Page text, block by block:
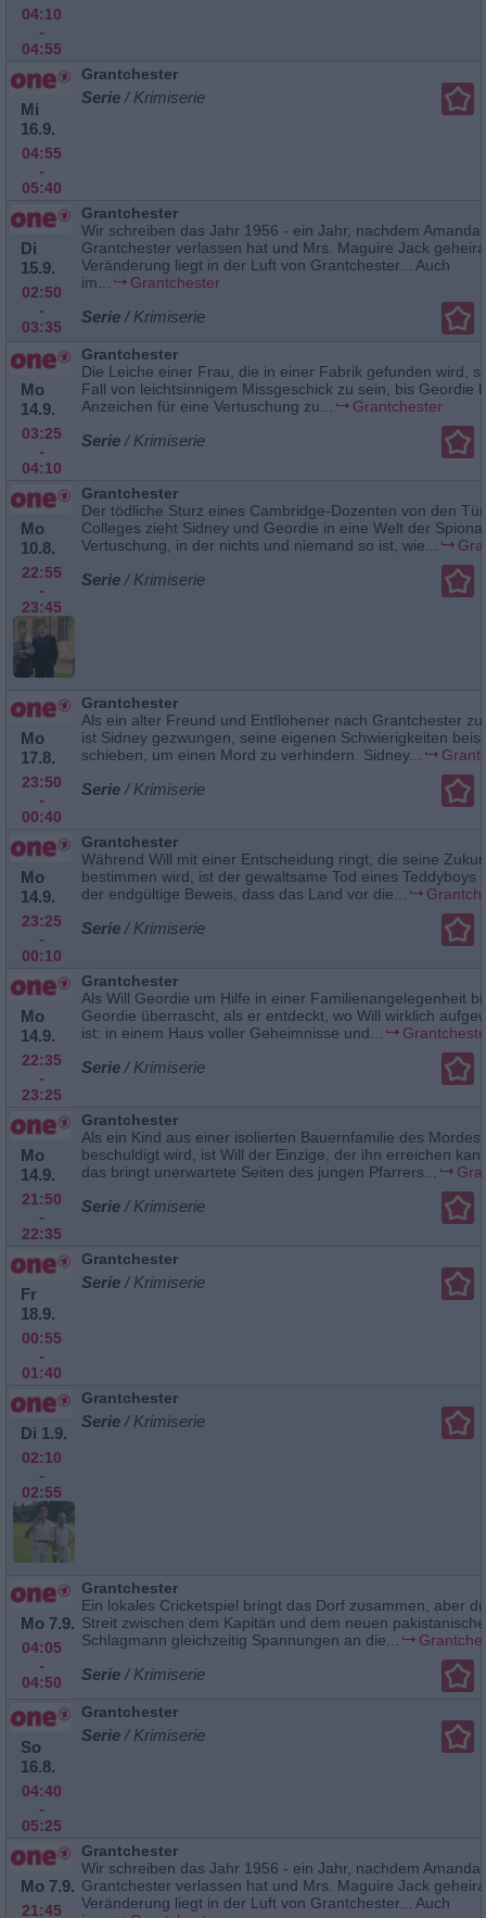
04:10
-
04:55
Mi
16.9.
04:55
-
05:40
Grantchester
Serie / Krimiserie
Di
15.9.
02:50
-
03:35
Grantchester
Wir schreiben das Jahr 1956 - ein Jahr, nachdem Amanda
Grantchester verlassen hat und Mrs. Maguire Jack
Veränderung liegt in der Luft von Grantchester... Auch
im...
Grantchester
Serie / Krimiserie
Mo
14.9.
03:25
-
04:10
Grantchester
Die Leiche einer Frau, die in einer Fabrik gefunden wird,
Fall von leichtsinnigem Missgeschick zu sein, bis Geordie
Anzeichen für eine Vertuschung zu...
Grantchester
Serie / Krimiserie
Mo
10.8.
22:55
-
23:45
Grantchester
Der tödliche Sturz eines Cambridge-Dozenten von den
Colleges zieht Sidney und Geordie in eine Welt der
Vertuschung, in der nichts und niemand so ist, wie...
Serie / Krimiserie
Mo
17.8.
23:50
-
00:40
Grantchester
Als ein alter Freund und Entflohener nach Grantchester
ist Sidney gezwungen, seine eigenen Schwierigkeiten
schieben, um einen Mord zu verhindern. Sidney...
Serie / Krimiserie
Mo
14.9.
23:25
-
00:10
Grantchester
Während Will mit einer Entscheidung ringt, die seine
bestimmen wird, ist der gewaltsame Tod eines Teddyboys
der endgültige Beweis, dass das Land vor die...
Serie / Krimiserie
Mo
14.9.
22:35
-
23:25
Grantchester
Als Will Geordie um Hilfe in einer Familienangelegenheit
Geordie überrascht, als er entdeckt, wo Will wirklich
ist: in einem Haus voller Geheimnisse und...
Serie / Krimiserie
Mo
14.9.
21:50
-
22:35
Grantchester
Als ein Kind aus einer isolierten Bauernfamilie des Mordes
beschuldigt wird, ist Will der Einzige, der ihn erreichen
das bringt unerwartete Seiten des jungen Pfarrers...
Serie / Krimiserie
Fr
18.9.
00:55
-
01:40
Grantchester
Serie / Krimiserie
Di 1.9.
02:10
-
02:55
Grantchester
Serie / Krimiserie
Mo 7.9.
04:05
-
04:50
Grantchester
Ein lokales Cricketspiel bringt das Dorf zusammen, aber
Streit zwischen dem Kapitän und dem neuen
Schlagmann gleichzeitig Spannungen an die...
Serie / Krimiserie
So
16.8.
04:40
-
05:25
Grantchester
Serie / Krimiserie
Mo 7.9.
21:45
Grantchester
Wir schreiben das Jahr 1956 - ein Jahr, nachdem Amanda
Grantchester verlassen hat und Mrs. Maguire Jack
Veränderung liegt in der Luft von Grantchester... Auch